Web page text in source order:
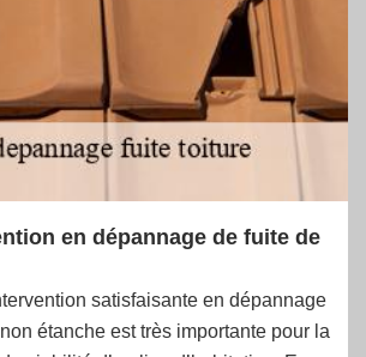
en dépannage de fuite de
satisfaisante en dépannage
étanche est très importante pour la